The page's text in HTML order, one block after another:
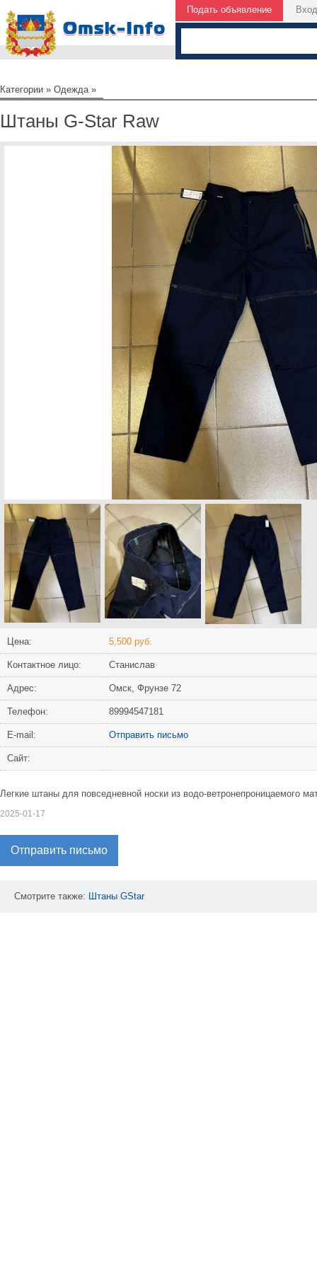
Подать объявление Вход
Категории » Одежда»
Штаны G-Star Raw
Цена: 5,500 руб.
Контактное лицо: Станислав
Адрес: Омск, Фрунзе 72
Телефон: 89994547181
Е-mail: Отправить письмо
Сайт:
Легкие штаны для повседневной носки из водо-ветронепроницаемого
2025-01-17
Отправить письмо
Смотрите также: Штаны GStar